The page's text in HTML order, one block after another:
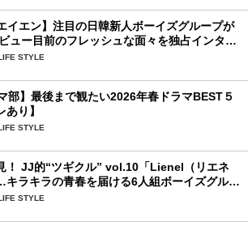
イエン】注目の日韓新人ボーイズグループが
ュー目前のフレッシュな面々を独占インタビ
魅力に迫ります♪
LIFE STYLE
部】最後まで観たい2026年春ドラマBEST５
あり】
LIFE STYLE
！ JJ的“ツギクル” vol.10「Lienel（リエネ
ラキラの青春を届ける6人組ボーイズグルー
LIFE STYLE